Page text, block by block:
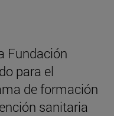
Fundación
para el
de formación
sanitaria